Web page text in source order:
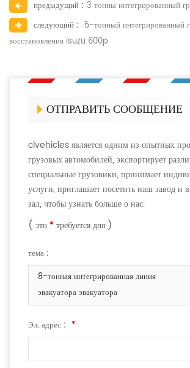
предыдущий : 3 тонны интегрированный
следующий : 5-тонный интегрированный
восстановления isuzu 600p
ОТПРАВИТЬ СООБЩЕНИЕ
clvehicles является одним из опытных
грузовых автомобилей, экспортирует
специальные грузовики, принимает
услуги, приглашает посетить наш завод и
зал, чтобы узнать больше о нас.
( это * требуется для )
тема :
8-тонная интегрированная линия
эвакуатора эвакуатора
Эл. адрес : *